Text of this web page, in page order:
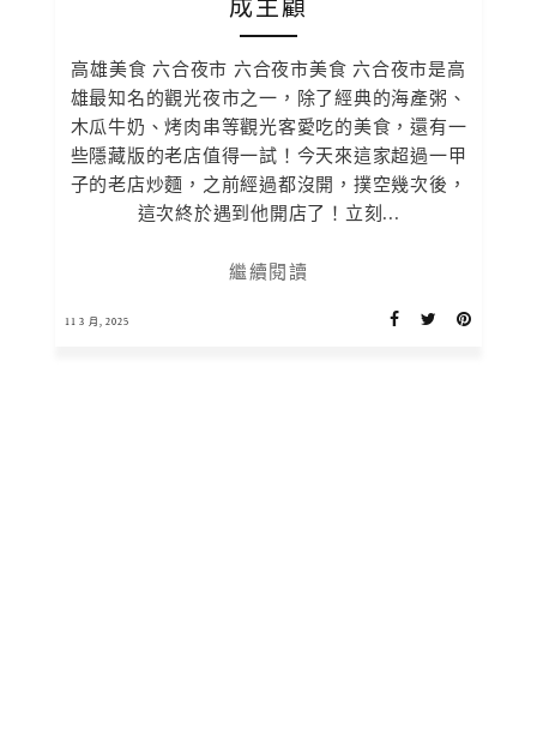
成主顧
高雄美食 六合夜市 六合夜市美食 六合夜市是高
雄最知名的觀光夜市之一，除了經典的海產粥、
木瓜牛奶、烤肉串等觀光客愛吃的美食，還有一
些隱藏版的老店值得一試！今天來這家超過一甲
子的老店炒麵，之前經過都沒開，撲空幾次後，
這次終於遇到他開店了！立刻...
繼續閱讀
11 3 月, 2025